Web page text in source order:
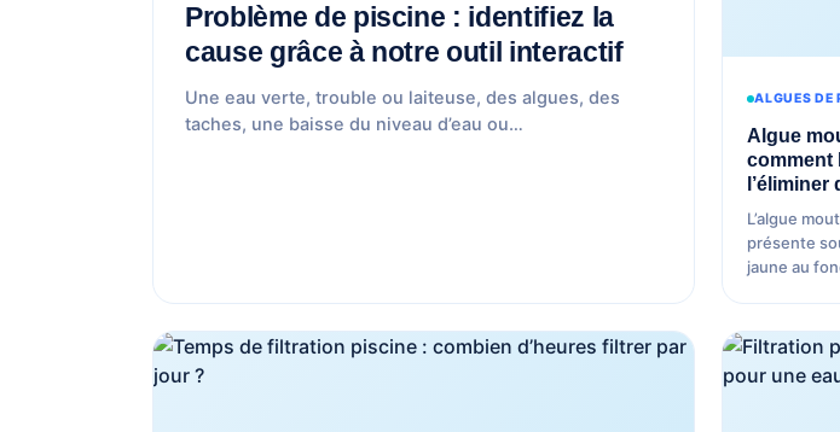
Problème de piscine : identifiez la
cause grâce à notre outil interactif
Une eau verte, trouble ou laiteuse, des algues, des
taches, une baisse du niveau d’eau ou…
ALGUES DE
Algue
comment
L’algue
présente
jaune au